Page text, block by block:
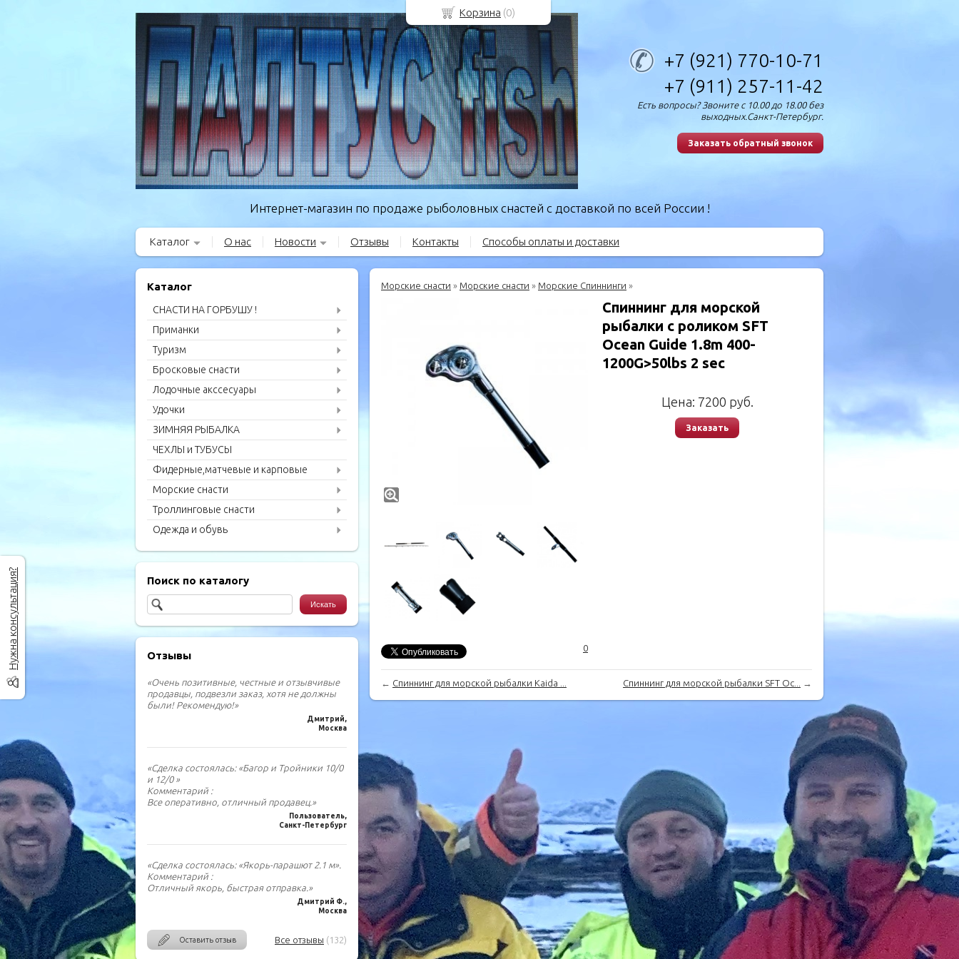
+7 (921) 770-10-71
+7 (911) 257-11-42
Есть вопросы? Звоните с 10.00 до 18.00 без
выходных.Санкт-Петербург.
Заказать обратный звонок
Интернет-магазин по продаже рыболовных снастей с доставкой по всей России !
Каталог О нас Новости Отзывы Контакты Способы оплаты и доставки
Каталог
СНАСТИ НА ГОРБУШУ !
Приманки
Туризм
Бросковые снасти
Лодочные акссесуары
Удочки
ЗИМНЯЯ РЫБАЛКА
ЧЕХЛЫ и ТУБУСЫ
Фидерные,матчевые и карповые
удилища
Морские снасти
Троллинговые снасти
Одежда и обувь
Поиск по каталогу
Отзывы
«Очень позитивные, честные и отзывчивые
продавцы, подвезли заказ, хотя не должны
были! Рекомендую!»
Дмитрий,
Москва
«Сделка состоялась: «Багор и Тройники 10/0
и 12/0 »
Комментарий :
Все оперативно, отличный продавец.»
Пользователь,
Санкт-Петербург
«Сделка состоялась: «Якорь-парашют 2.1 м».
Комментарий :
Отличный якорь, быстрая отправка.»
Дмитрий Ф.,
Москва
Оставить отзыв Все отзывы (132)
Морские снасти » Морские снасти » Морские Спиннинги »
0
Спиннинг для морской
рыбалки с роликом SFT
Ocean Guide 1.8m 400-
1200G>50lbs 2 sec
Цена: 7200 руб.
Заказать
← Спиннинг для морской рыбалки Kaida ... Спиннинг для морской рыбалки SFT Oc... →
Нужна консультация?
Корзина (0)